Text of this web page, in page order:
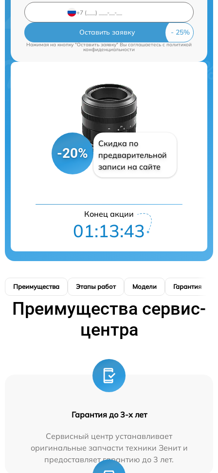
Оставить заявку
Нажимая на кнопку "Оставить заявку" Вы соглашаетесь cполитикой
конфиденциальности
-20%
Скидка по
предварительной
записи на сайте
Конец акции
01:13:42
Преимущества Этапы работ Модели Гарантия
Преимущества сервис-
центра
Гарантия до 3-х лет
Сервисный центр устанавливает
оригинальные запчасти техники Зенит и
предоставляет гарантию до 3 лет.